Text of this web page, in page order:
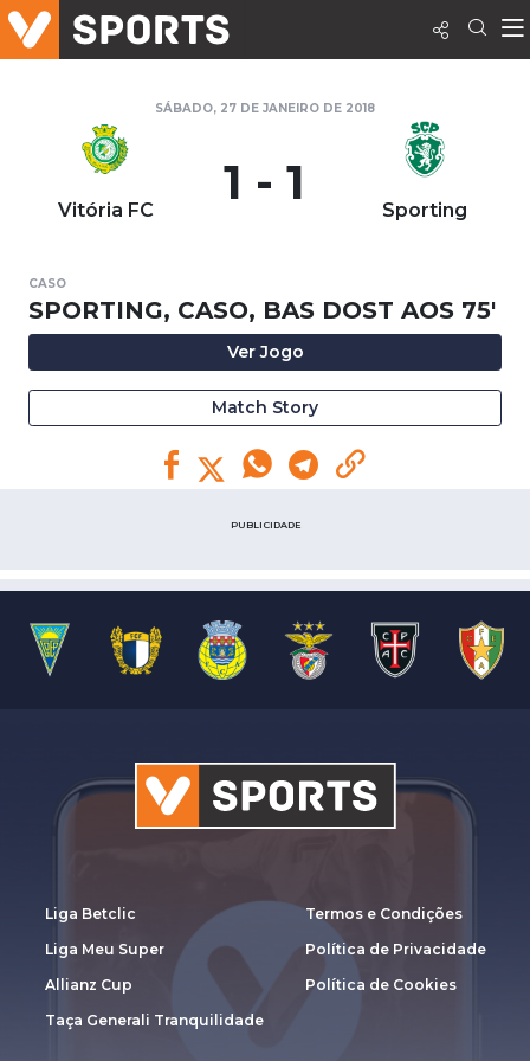
SÁBADO, 27 DE JANEIRO DE 2018
Vitória FC 1 - 1 Sporting
CASO
SPORTING, CASO, BAS DOST AOS 75'
Ver Jogo
Match Story
PUBLICIDADE
Liga Betclic
Liga Meu Super
Allianz Cup
Taça Generali Tranquilidade
Termos e Condições
Política de Privacidade
Política de Cookies